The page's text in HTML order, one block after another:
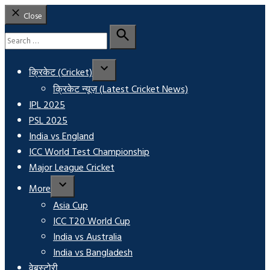
Close
Search
for:
Search
क्रिकेट (Cricket)
क्रिकेट न्यूज़ (Latest Cricket News)
IPL 2025
PSL 2025
India vs England
ICC World Test Championship
Major League Cricket
More
Asia Cup
ICC T20 World Cup
India vs Australia
India vs Bangladesh